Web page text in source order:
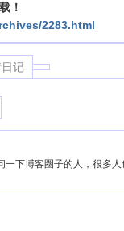
！
2283.html
记
一下博客圈子的人，很多